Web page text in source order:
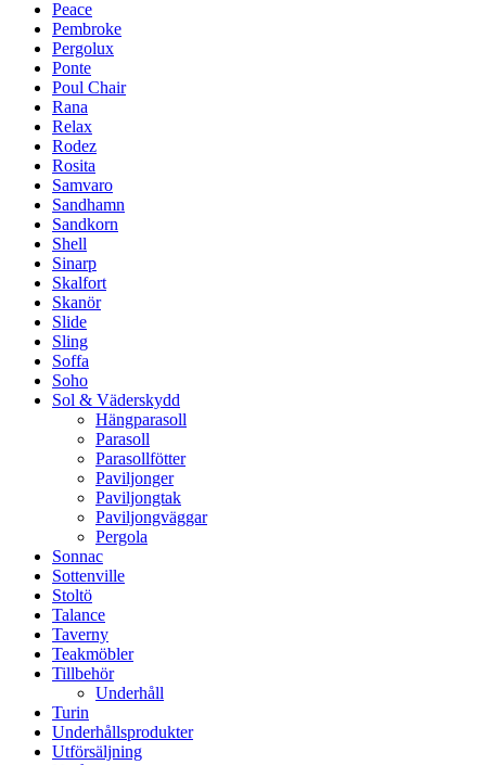
Peace
Pembroke
Pergolux
Ponte
Poul Chair
Rana
Relax
Rodez
Rosita
Samvaro
Sandhamn
Sandkorn
Shell
Sinarp
Skalfort
Skanör
Slide
Sling
Soffa
Soho
Sol & Väderskydd
Hängparasoll
Parasoll
Parasollfötter
Paviljonger
Paviljongtak
Paviljongväggar
Pergola
Sonnac
Sottenville
Stoltö
Talance
Taverny
Teakmöbler
Tillbehör
Underhåll
Turin
Underhållsprodukter
Utförsäljning